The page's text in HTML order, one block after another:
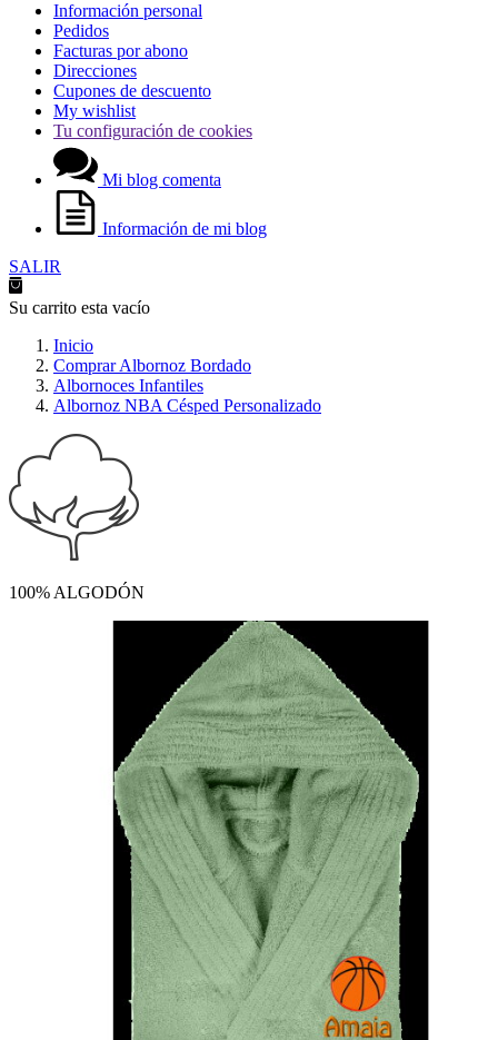
Información personal
Pedidos
Facturas por abono
Direcciones
Cupones de descuento
My wishlist
Tu configuración de cookies
Mi blog comenta
Información de mi blog
SALIR
Su carrito esta vacío
Inicio
Comprar Albornoz Bordado
Albornoces Infantiles
Albornoz NBA Césped Personalizado
100% ALGODÓN